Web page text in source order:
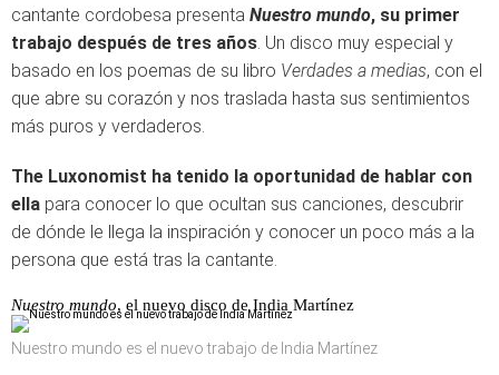
cantante cordobesa presenta Nuestro mundo, su primer
trabajo después de tres años. Un disco muy especial y
basado en los poemas de su libro Verdades a medias, con el
que abre su corazón y nos traslada hasta sus sentimientos
más puros y verdaderos.
The Luxonomist ha tenido la oportunidad de hablar con
ella para conocer lo que ocultan sus canciones, descubrir
de dónde le llega la inspiración y conocer un poco más a la
persona que está tras la cantante.
Nuestro mundo, el nuevo disco de India Martínez
Nuestro mundo es el nuevo trabajo de India Martínez